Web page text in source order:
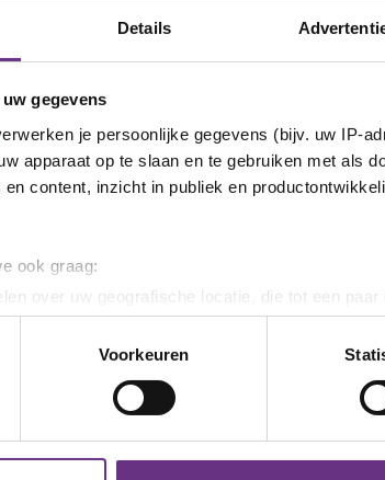
Details
gegevens
je persoonlijke gegevens (bijv. uw IP-
apparaat op te slaan en te gebruiken met als
en content, inzicht in publiek en
ook graag:
over uw geografische locatie, die tot een
door het actief te scannen op specifieke
gegevens worden verwerkt en stel uw
wijzigen of intrekken in de Cookieverklaring.
Ook delen we informatie over uw gebruik
Voorkeuren